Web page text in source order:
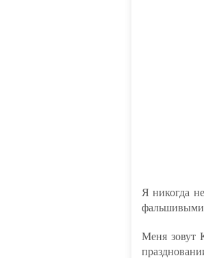
Я никогда
фальшивыми
Меня зовут